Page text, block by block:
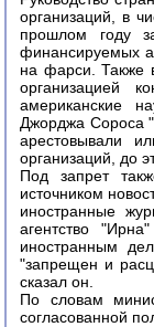
организаций, в
прошлом году
финансируемых
на фарси. Также
организацией
американские
Джорджа Сороса
арестовывали
организаций, до
Под запрет
источником
иностранные
агентство
иностранным
"запрещен и
сказал он.
По словам
согласованной